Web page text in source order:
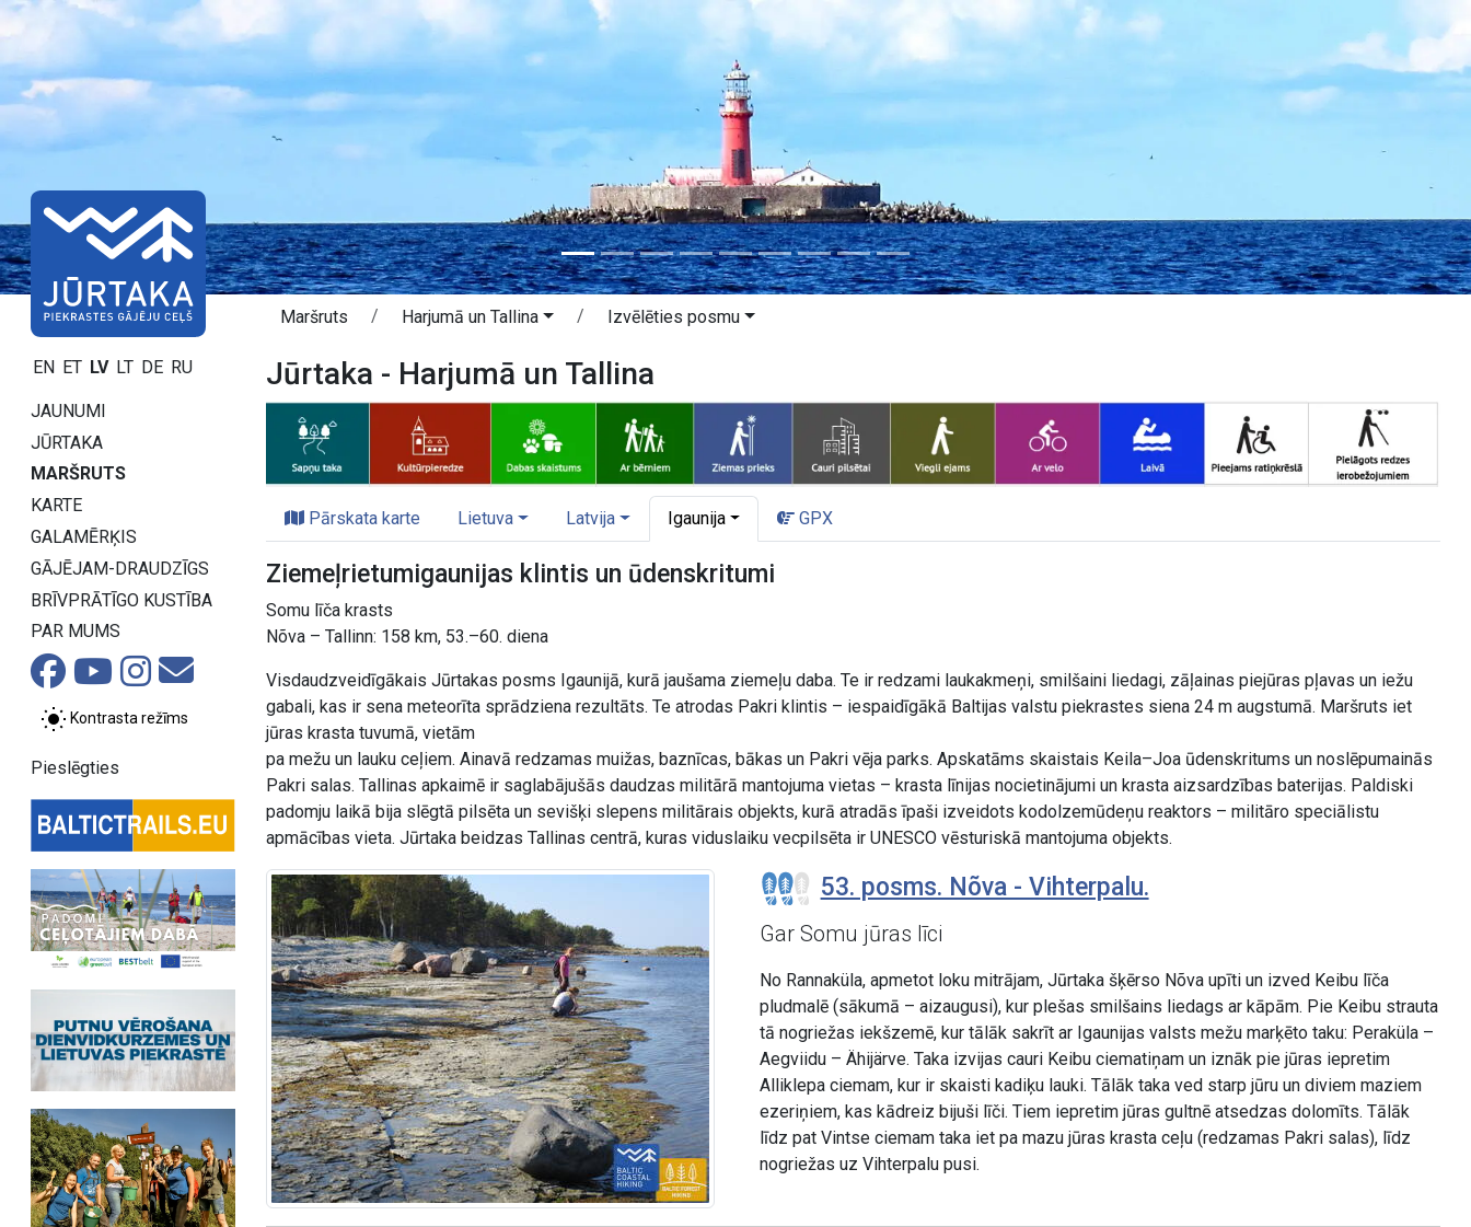
EN ET LV LT DE RU
JAUNUMI
JŪRTAKA
MARŠRUTS
KARTE
GALAMĒRĶIS
GĀJĒJAM-DRAUDZĪGS
BRĪVPRĀTĪGO KUSTĪBA
PAR MUMS
Kontrasta režīms
Pieslēgties
Maršruts Harjumā un Tallina Izvēlēties posmu
Jūrtaka - Harjumā un Tallina
Pārskata karte Lietuva Latvija Igaunija GPX
Ziemeļrietumigaunijas klintis un ūdenskritumi
Somu līča krasts
Nõva – Tallinn: 158 km, 53.–60. diena
Visdaudzveidīgākais Jūrtakas posms Igaunijā, kurā jaušama ziemeļu daba. Te ir redzami laukakmeņi, smilšaini liedagi, zāļainas piejūras pļavas un iežu
gabali, kas ir sena meteorīta sprādziena rezultāts. Te atrodas Pakri klintis – iespaidīgākā Baltijas valstu piekrastes siena 24 m augstumā. Maršruts iet
jūras krasta tuvumā, vietām
pa mežu un lauku ceļiem. Ainavā redzamas muižas, baznīcas, bākas un Pakri vēja parks. Apskatāms skaistais Keila–Joa ūdenskritums un noslēpumainās
Pakri salas. Tallinas apkaimē ir saglabājušās daudzas militārā mantojuma vietas – krasta līnijas nocietinājumi un krasta aizsardzības baterijas. Paldiski
padomju laikā bija slēgtā pilsēta un sevišķi slepens militārais objekts, kurā atradās īpaši izveidots kodolzemūdeņu reaktors – militāro speciālistu
apmācības vieta. Jūrtaka beidzas Tallinas centrā, kuras viduslaiku vecpilsēta ir UNESCO vēsturiskā mantojuma objekts.
53. posms. Nõva - Vihterpalu.
Gar Somu jūras līci
No Rannaküla, apmetot loku mitrājam, Jūrtaka šķērso Nõva upīti un izved Keibu līča
pludmalē (sākumā – aizaugusi), kur plešas smilšains liedags ar kāpām. Pie Keibu strauta
tā nogriežas iekšzemē, kur tālāk sakrīt ar Igaunijas valsts mežu marķēto taku: Peraküla –
Aegviidu – Ähijärve. Taka izvijas cauri Keibu ciematiņam un iznāk pie jūras iepretim
Alliklepa ciemam, kur ir skaisti kadiķu lauki. Tālāk taka ved starp jūru un diviem maziem
ezeriņiem, kas kādreiz bijuši līči. Tiem iepretim jūras gultnē atsedzas dolomīts. Tālāk
līdz pat Vintse ciemam taka iet pa mazu jūras krasta ceļu (redzamas Pakri salas), līdz
nogriežas uz Vihterpalu pusi.